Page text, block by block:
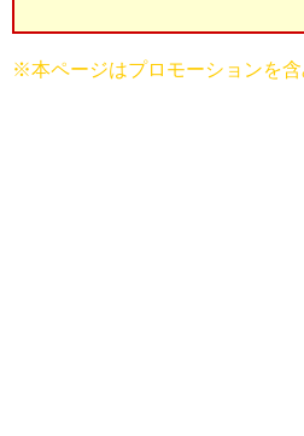
※本ページはプロモーションを含